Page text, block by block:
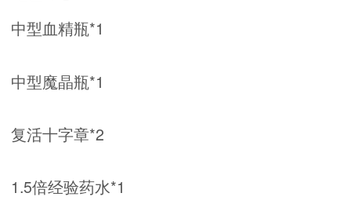
中型血精瓶*1
中型魔晶瓶*1
复活十字章*2
1.5倍经验药水*1